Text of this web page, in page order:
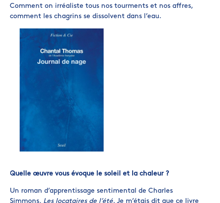
Comment on irréaliste tous nos tourments et nos affres,
comment les chagrins se dissolvent dans l’eau.
Quelle œuvre vous évoque le soleil et la chaleur ?
Un roman d’apprentissage sentimental de Charles
Simmons, Les locataires de l’été. Je m’étais dit que ce livre